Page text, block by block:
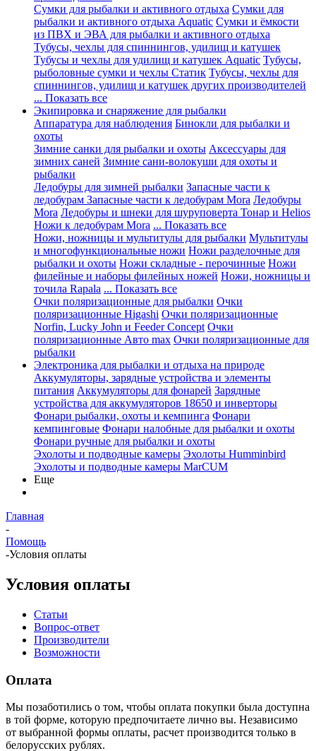
Сумки для рыбалки и активного отдыха Сумки для
рыбалки и активного отдыха Aquatic Сумки и ёмкости
из ПВХ и ЭВА для рыбалки и активного отдыха
Тубусы, чехлы для спиннингов, удилищ и катушек
Тубусы и чехлы для удилищ и катушек Aquatic Тубусы,
рыболовные сумки и чехлы Статик Тубусы, чехлы для
спиннингов, удилищ и катушек других производителей
... Показать все
Экипировка и снаряжение для рыбалки
Аппаратура для наблюдения Бинокли для рыбалки и
охоты
Зимние санки для рыбалки и охоты Аксессуары для
зимних саней Зимние сани-волокуши для охоты и
рыбалки
Ледобуры для зимней рыбалки Запасные части к
ледобурам Запасные части к ледобурам Mora Ледобуры
Mora Ледобуры и шнеки для шуруповерта Тонар и Helios
Ножи к ледобурам Mora ... Показать все
Ножи, ножницы и мультитулы для рыбалки Мультитулы
и многофункциональные ножи Ножи разделочные для
рыбалки и охоты Ножи складные - перочинные Ножи
филейные и наборы филейных ножей Ножи, ножницы и
точила Rapala ... Показать все
Очки поляризационные для рыбалки Очки
поляризационные Higashi Очки поляризационные
Norfin, Lucky John и Feeder Concept Очки
поляризационные Авто max Очки поляризационные для
рыбалки
Электроника для рыбалки и отдыха на природе
Аккумуляторы, зарядные устройства и элементы
питания Аккумуляторы для фонарей Зарядные
устройства для аккумуляторов 18650 и инверторы
Фонари рыбалки, охоты и кемпинга Фонари
кемпинговые Фонари налобные для рыбалки и охоты
Фонари ручные для рыбалки и охоты
Эхолоты и подводные камеры Эхолоты Humminbird
Эхолоты и подводные камеры MarCUM
Еще
Главная
-
Помощь
-Условия оплаты
Условия оплаты
Статьи
Вопрос-ответ
Производители
Возможности
Оплата
Мы позаботились о том, чтобы оплата покупки была доступна
в той форме, которую предпочитаете лично вы. Независимо
от выбранной формы оплаты, расчет производится только в
белорусских рублях.